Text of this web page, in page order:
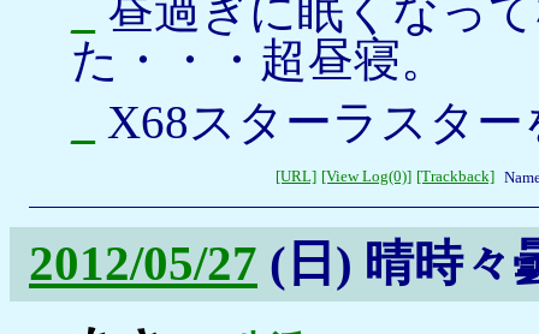
昼過ぎに眠くなっ
た・・・超昼寝。
X68スターラスタ
[URL] [View Log(0)] [Trackback]
2012/05/27 (日) 晴時々